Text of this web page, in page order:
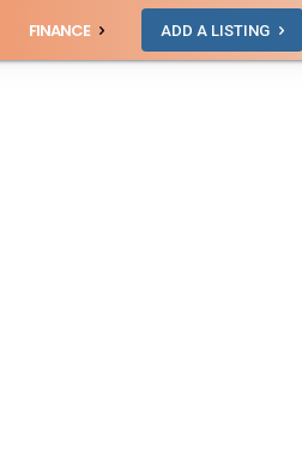
FINANCE ADD A LISTING